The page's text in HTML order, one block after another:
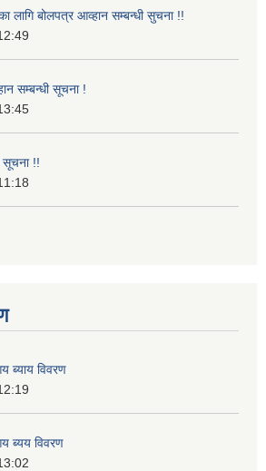
लागि बोलपत्र आव्हान सम्बन्धी सुचना !!
सम्बन्धी सूचना !
सूचना !!
विवरण
ब्यय विवरण